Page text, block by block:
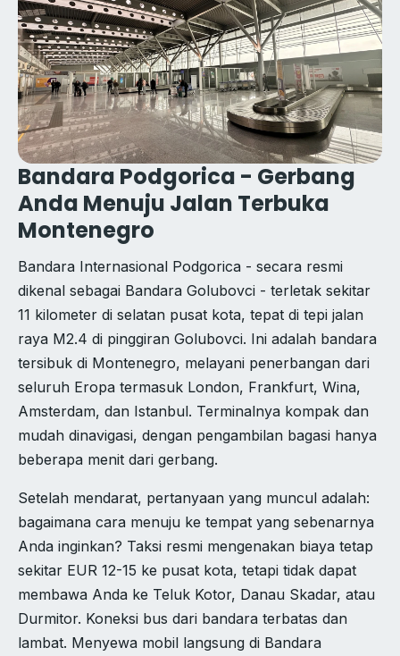
Bandara Podgorica - Gerbang
Anda Menuju Jalan Terbuka
Montenegro
Bandara Internasional Podgorica - secara resmi
dikenal sebagai Bandara Golubovci - terletak sekitar
11 kilometer di selatan pusat kota, tepat di tepi jalan
raya M2.4 di pinggiran Golubovci. Ini adalah bandara
tersibuk di Montenegro, melayani penerbangan dari
seluruh Eropa termasuk London, Frankfurt, Wina,
Amsterdam, dan Istanbul. Terminalnya kompak dan
mudah dinavigasi, dengan pengambilan bagasi hanya
beberapa menit dari gerbang.
Setelah mendarat, pertanyaan yang muncul adalah:
bagaimana cara menuju ke tempat yang sebenarnya
Anda inginkan? Taksi resmi mengenakan biaya tetap
sekitar EUR 12-15 ke pusat kota, tetapi tidak dapat
membawa Anda ke Teluk Kotor, Danau Skadar, atau
Durmitor. Koneksi bus dari bandara terbatas dan
lambat. Menyewa mobil langsung di Bandara